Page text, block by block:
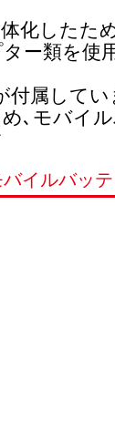
化したた
ー類を使
属してい
､モバイ
イルバッ